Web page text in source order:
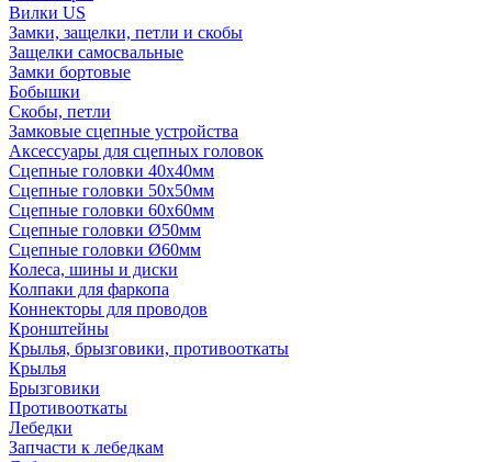
Вилки US
Замки, защелки, петли и скобы
Защелки самосвальные
Замки бортовые
Бобышки
Скобы, петли
Замковые сцепные устройства
Аксессуары для сцепных головок
Сцепные головки 40x40мм
Сцепные головки 50x50мм
Сцепные головки 60x60мм
Сцепные головки Ø50мм
Сцепные головки Ø60мм
Колеса, шины и диски
Колпаки для фаркопа
Коннекторы для проводов
Кронштейны
Крылья, брызговики, противооткаты
Крылья
Брызговики
Противооткаты
Лебедки
Запчасти к лебедкам